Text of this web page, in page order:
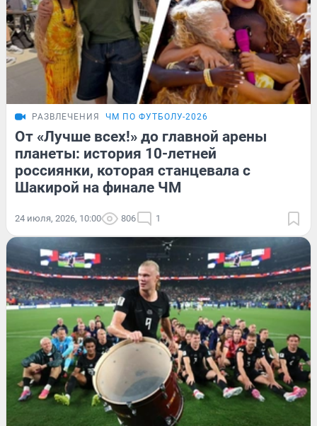
РАЗВЛЕЧЕНИЯ ЧМ ПО ФУТБОЛУ-2026
От «Лучше всех!» до главной арены
планеты: история 10-летней
россиянки, которая станцевала с
Шакирой на финале ЧМ
24 июля, 2026, 10:00 806 1